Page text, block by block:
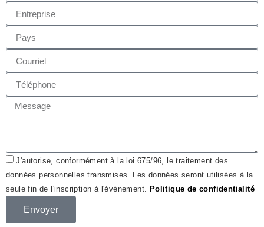
J'autorise, conformément à la loi 675/96, le traitement des
données personnelles transmises. Les données seront utilisées à la
seule fin de l'inscription à l'événement.
Politique de confidentialité
Envoyer